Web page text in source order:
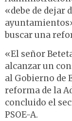
«debe de dejar
buscar una
«El señor
alcanzar un
al Gobierno de
reforma de la
concluido el
PSOE-A.